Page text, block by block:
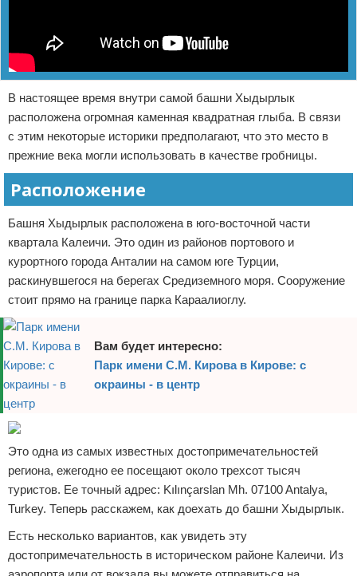
В настоящее время внутри самой башни Хыдырлык
расположена огромная каменная квадратная глыба. В связи
с этим некоторые историки предполагают, что это место в
прежние века могли использовать в качестве гробницы.
Расположение
Башня Хыдырлык расположена в юго-восточной части
квартала Калеичи. Это один из районов портового и
курортного города Анталии на самом юге Турции,
раскинувшегося на берегах Средиземного моря. Сооружение
стоит прямо на границе парка Караалиоглу.
Вам будет интересно:
Парк имени С.М. Кирова в Кирове: с
окраины - в центр
Это одна из самых известных достопримечательностей
региона, ежегодно ее посещают около трехсот тысяч
туристов. Ее точный адрес: Kılınçarslan Mh. 07100 Antalya,
Turkey. Теперь расскажем, как доехать до башни Хыдырлык.
Есть несколько вариантов, как увидеть эту
достопримечательность в историческом районе Калеичи. Из